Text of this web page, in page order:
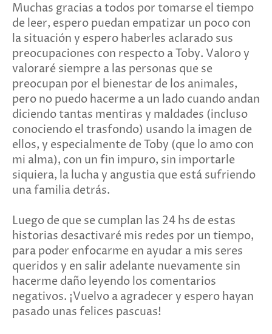
Muchas gracias a todos por tomarse el tiempo
de leer, espero puedan empatizar un poco con
la situación y espero haberles aclarado sus
preocupaciones con respecto a Toby. Valoro y
valoraré siempre a las personas que se
preocupan por el bienestar de los animales,
pero no puedo hacerme a un lado cuando andan
diciendo tantas mentiras y maldades (incluso
conociendo el trasfondo) usando la imagen de
ellos, y especialmente de Toby (que lo amo con
mi alma), con un fin impuro, sin importarle
siquiera, la lucha y angustia que está sufriendo
una familia detrás.
Luego de que se cumplan las 24 hs de estas
historias desactivaré mis redes por un tiempo,
para poder enfocarme en ayudar a mis seres
queridos y en salir adelante nuevamente sin
hacerme daño leyendo los comentarios
negativos. ¡Vuelvo a agradecer y espero hayan
pasado unas felices pascuas!